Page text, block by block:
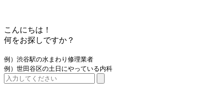
こんにちは！
何をお探しですか？
例）渋谷駅の水まわり修理業者
例）世田谷区の土日にやっている内科